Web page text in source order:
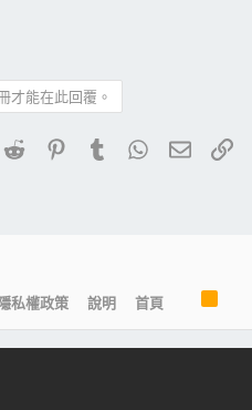
才能在此回覆。
Reddit PinterestTumblrWhatsApp
電子
私權政策 說明 首頁
S